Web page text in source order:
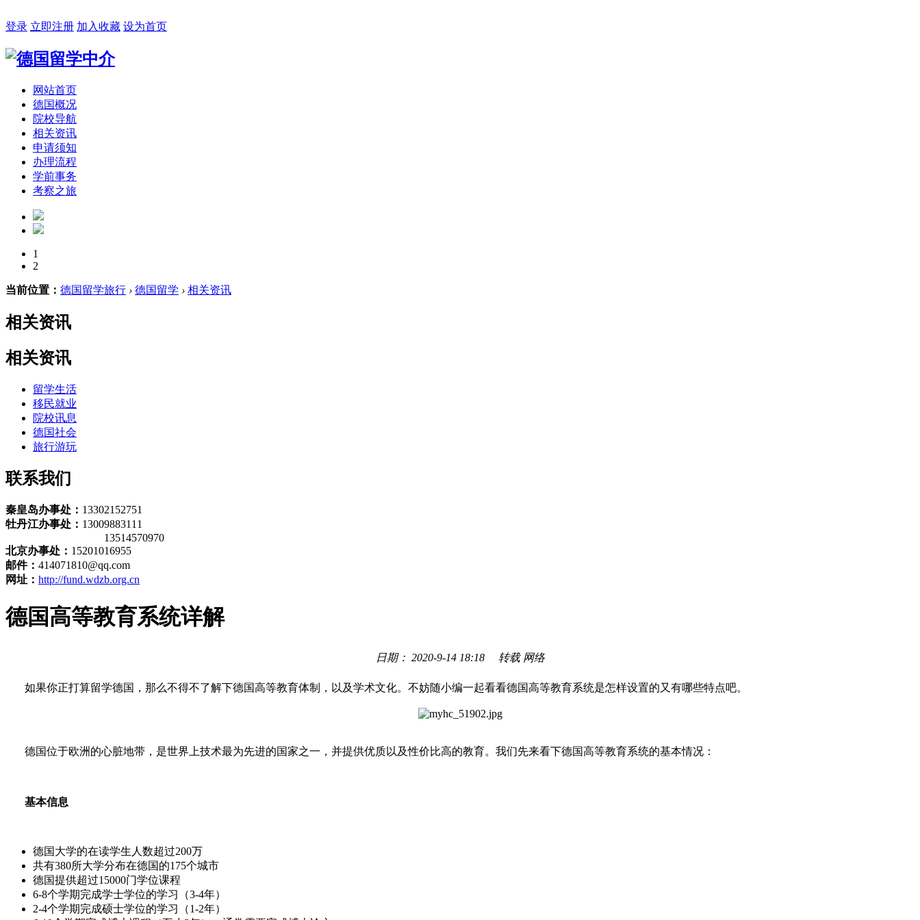
登录 立即注册 加入收藏 设为首页
网站首页
德国概况
院校导航
相关资讯
申请须知
办理流程
学前事务
考察之旅
1
2
当前位置： 德国留学旅行 › 德国留学 › 相关资讯
相关资讯
相关资讯
留学生活
移民就业
院校讯息
德国社会
旅行游玩
联系我们
秦皇岛办事处： 13302152751
牡丹江办事处： 13009883111
13514570970
北京办事处： 15201016955
邮件： 414071810@qq.com
网址： http://fund.wdzb.org.cn
德国高等教育系统详解
日期： 2020-9-14 18:18 转载 网络
如果你正打算留学德国，那么不得不了解下德国高等教育体制，以及学术文化。不妨随小编一起看看德国高等教育系统是怎样设置的又有哪些特点吧。
德国位于欧洲的心脏地带，是世界上技术最为先进的国家之一，并提供优质以及性价比高的教育。我们先来看下德国高等教育系统的基本情况：
基本信息
德国大学的在读学生人数超过200万
共有380所大学分布在德国的175个城市
德国提供超过15000门学位课程
6-8个学期完成学士学位的学习（3-4年）
2-4个学期完成硕士学位的学习（1-2年）